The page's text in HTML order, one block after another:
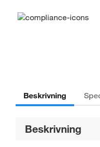
Beskrivning
Beskrivning